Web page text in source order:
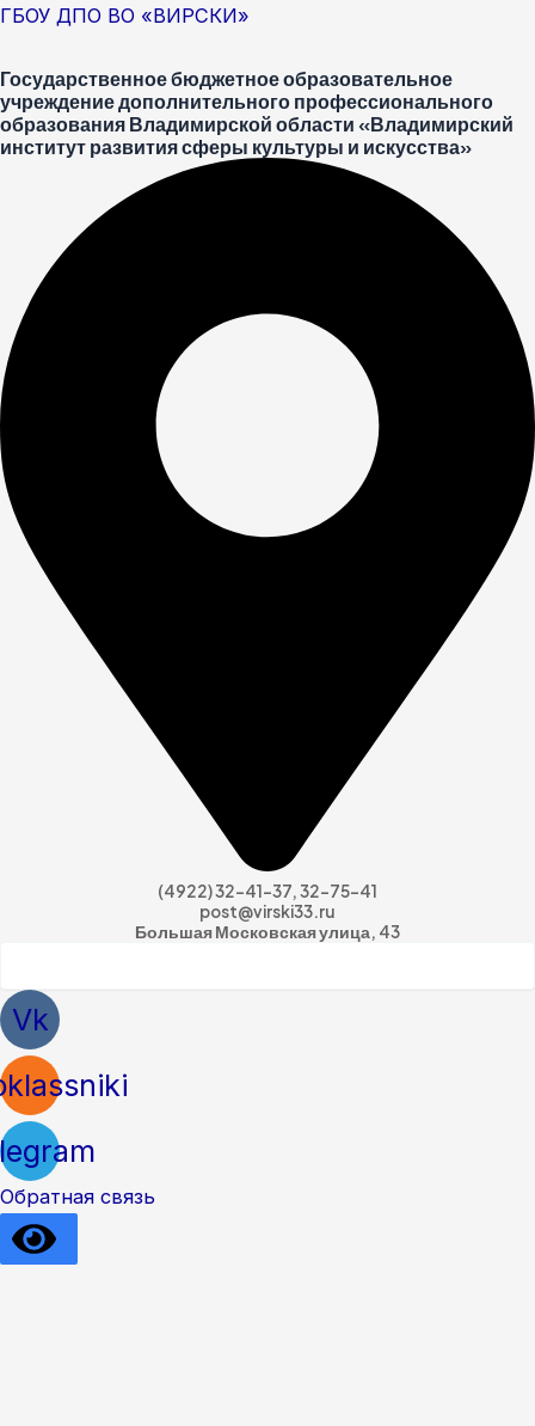
Перейти
содержимому
ГБОУ ДПО ВО «ВИРСКИ»
Государственное бюджетное образовательное
учреждение дополнительного профессионального
образования Владимирской области «Владимирский
институт развития сферы культуры и искусства»
(4922) 32-41-37, 32-75-41
post@virski33.ru
Большая Московская улица, 43
Vk
Обратная связь
Меню